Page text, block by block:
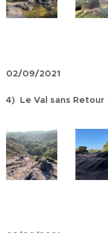
02/09/2021
4) Le Val sans Retour